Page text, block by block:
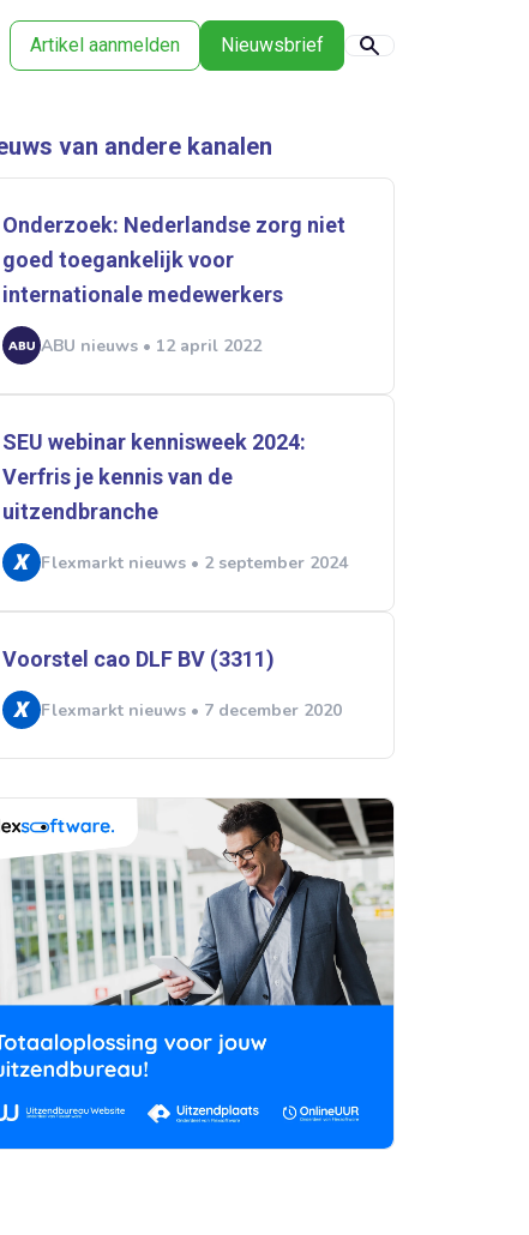
Artikel aanmelden Nieuwsbrief
van andere kanalen
Onderzoek: Nederlandse zorg niet
goed toegankelijk voor
internationale medewerkers
ABU nieuws • 12 april 2022
SEU webinar kennisweek 2024:
Verfris je kennis van de
uitzendbranche
Flexmarkt nieuws • 2 september 2024
Voorstel cao DLF BV (3311)
Flexmarkt nieuws • 7 december 2020